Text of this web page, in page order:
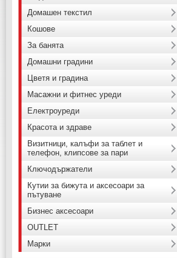
Домашен текстил
Кошове
За банята
Домашни градини
Цветя и градина
Масажни и фитнес уреди
Електроуреди
Красота и здраве
Визитници, калъфи за таблет и
телефон, клипсове за пари
Ключодържатели
Кутии за бижута и аксесоари за
пътуване
Бизнес аксесоари
OUTLET
Марки